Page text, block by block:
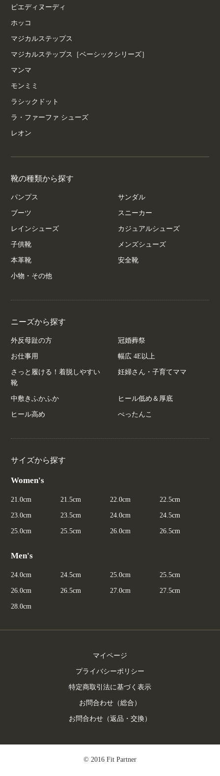
ピエディヌーディ
ホッコ
マジカルステップス
マジカルステップス［ベーシックシリーズ］
マンマ
モンミミ
ラシックドット
ラ・ファーファ シューズ
レオン
靴の種類から探す
パンプス サンダル
ブーツ スニーカー
レインシューズ カジュアルシューズ
子供靴 メンズシューズ
本革靴 安全靴
小物・その他
ニーズから探す
外反母趾の方 冠婚葬祭
お仕事用 幅広 4E以上
さっと履ける！着脱しやすい
靴
妊婦さん・子育てママ
中敷きふかふか ヒール低め＆厚底
ヒール高め ぺったんこ
サイズから探す
Women's
21.0cm 21.5cm 22.0cm 22.5cm
23.0cm 23.5cm 24.0cm 24.5cm
25.0cm 25.5cm 26.0cm 26.5cm
Men's
24.0cm 24.5cm 25.0cm 25.5cm
26.0cm 26.5cm 27.0cm 27.5cm
28.0cm
マイページ
プライバシーポリシー
特定商取引法に基づく表示
お問合わせ（総合）
お問合わせ（返品・交換）
© 2016 Fit Partner